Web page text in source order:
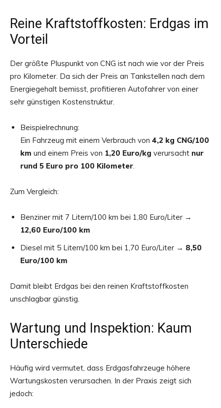
Reine Kraftstoffkosten: Erdgas im
Vorteil
Der größte Pluspunkt von CNG ist nach wie vor der Preis
pro Kilometer. Da sich der Preis an Tankstellen nach dem
Energiegehalt bemisst, profitieren Autofahrer von einer
sehr günstigen Kostenstruktur.
Beispielrechnung:
Ein Fahrzeug mit einem Verbrauch von 4,2 kg CNG/100
km und einem Preis von 1,20 Euro/kg verursacht nur
rund 5 Euro pro 100 Kilometer.
Zum Vergleich:
Benziner mit 7 Litern/100 km bei 1,80 Euro/Liter →
12,60 Euro/100 km
Diesel mit 5 Litern/100 km bei 1,70 Euro/Liter → 8,50
Euro/100 km
Damit bleibt Erdgas bei den reinen Kraftstoffkosten
unschlagbar günstig.
Wartung und Inspektion: Kaum
Unterschiede
Häufig wird vermutet, dass Erdgasfahrzeuge höhere
Wartungskosten verursachen. In der Praxis zeigt sich
jedoch: